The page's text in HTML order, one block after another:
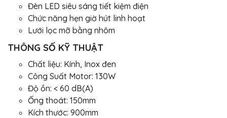
Đèn LED siêu sáng tiết kiệm điện
Chức năng hẹn giờ hút linh hoạt
Lưới lọc mỡ bằng nhôm
THÔNG SỐ KỸ THUẬT
Chất liệu: Kính, Inox đen
Công Suất Motor: 130W
Độ ồn: < 60 dB(A)
Ống thoát: 150mm
Kích thước: 900mm